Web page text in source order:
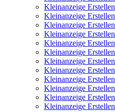
Kleinanzeige Erstellen
Kleinanzeige Erstellen
Kleinanzeige Erstellen
Kleinanzeige Erstellen
Kleinanzeige Erstellen
Kleinanzeige Erstellen
Kleinanzeige Erstellen
Kleinanzeige Erstellen
Kleinanzeige Erstellen
Kleinanzeige Erstellen
Kleinanzeige Erstellen
Kleinanzeige Erstellen